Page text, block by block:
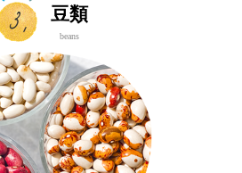
豆類
beans